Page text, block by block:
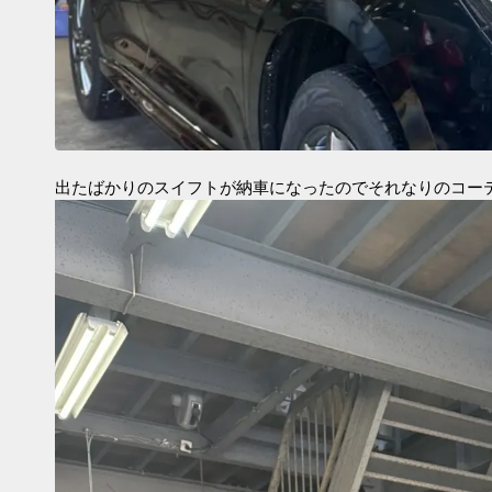
出たばかりのスイフトが納車になったのでそれなりのコー